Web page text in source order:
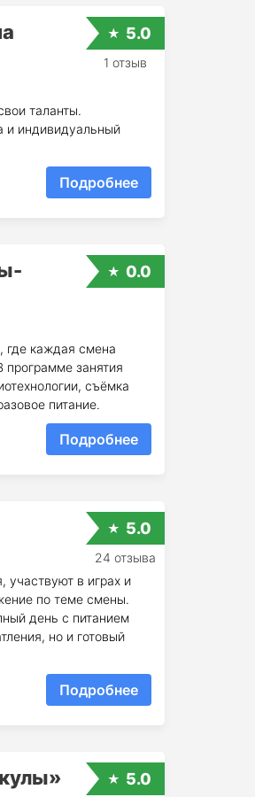
таланты.
и индивидуальный
Подробнее
5.0
1 отзыв
где каждая смена
программе занятия
съёмка
питание.
Подробнее
0.0
участвуют в играх и
по теме смены.
день с питанием
но и готовый
Подробнее
5.0
24 отзыва
5.0